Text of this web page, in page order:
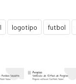
logotipo futbol